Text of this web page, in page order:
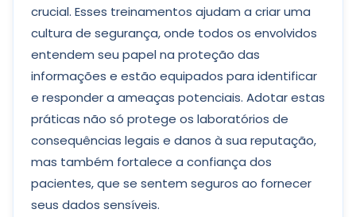
crucial. Esses treinamentos ajudam a criar uma
cultura de segurança, onde todos os envolvidos
entendem seu papel na proteção das
informações e estão equipados para identificar
e responder a ameaças potenciais. Adotar estas
práticas não só protege os laboratórios de
consequências legais e danos à sua reputação,
mas também fortalece a confiança dos
pacientes, que se sentem seguros ao fornecer
seus dados sensíveis.